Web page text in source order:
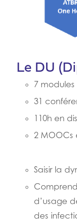
Le DU
7
31
110h en
2
Saisir la
d’usage
des